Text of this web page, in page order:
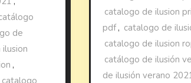
de
,
catalogo de ilusion
pdf, catalogo de
catalogo de ilusion
catálogo de ilusión
de ilusión verano